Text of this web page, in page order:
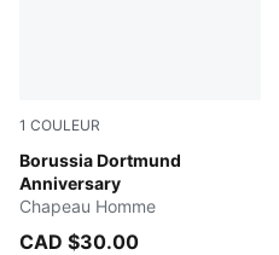
1 COULEUR
Borussia Dortmund
Anniversary
PUMA BLACK
Chapeau Homme
CAD $30.00